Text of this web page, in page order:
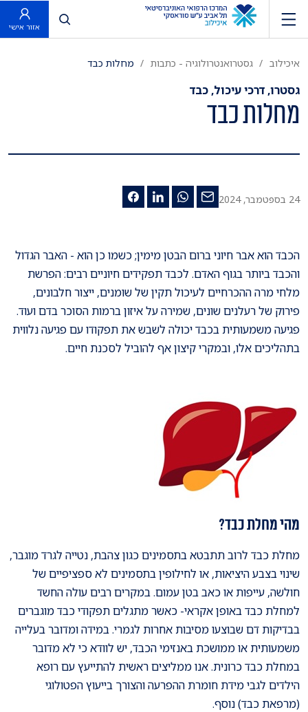
פתח חיפוש
אזור אישי
איכילוב גסטרואנטרולוגיה - כתבות מחלות כבד
גסטרו, דרכי עיכול, כבד
מחלות כבד
24 בספטמבר, 2024
הכבד הוא אבר חיוני ברום הבטן מימין; כשמו כן הוא - האבר הגדול
והכבד ביותר בגוף האדם. לכבד תפקידים חיוניים רבים: הפרשת
מלחי מרה ההכרחיים לעיכול תקין של שומנים, ייצור חלבונים,
פירוק של רעלנים שונים, שמירה על איזון ברמות הסוכר בדם ועוד.
פגיעה משמעותית בכבד יכולה לשבש את תפקודו עם פגיעה נלווית
בתהליכים אלו, ובמקרי קיצון אף להוביל לסכנת חיים.
מהי מחלת כבד?
מחלת כבד לרוב תתבטא בתסמינים כגון צהבת, נטייה לגרד מוגבר,
שינוי בצבע היציאות, או לחילופין בתסמינים לא ספציפיים של
חולשה, עייפות או כאב בטן עמום. במקרים רבים עולה החשד
למחלת כבד באופן אקראי- כאשר מתגלים תפקודי כבד מוגברים
בבדיקות דם שבוצעו מסיבות אחרות לגמרי. במידה ומדובר בעלייה
משמעותית או ממושכת באנזימי הכבד, יש לוודא כי לא מדובר
במחלת כבד כרונית. אנו ממליצים ראשית להתייעץ עם רופא
הילדים לגבי מידת חומרת ההפרעה והצורך בייעוץ הפטולוגי
(מרפאת כבד) נוסף.